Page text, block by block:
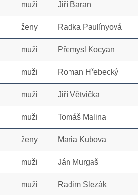
muži Jiří Baran
ženy Radka Paulínyová
muži Přemysl Kocyan
muži Roman Hřebecký
muži Jiří Větvička
muži Tomáš Malina
ženy Maria Kubova
muži Ján Murgaš
muži Radim Slezák